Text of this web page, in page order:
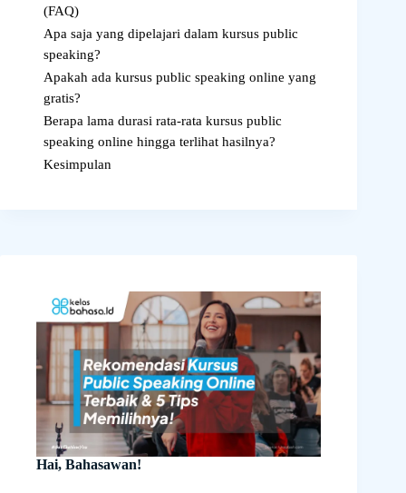
Hai, Bahasawan!
(FAQ)
Apa saja yang dipelajari dalam kursus public
speaking?
Apakah ada kursus public speaking online yang
gratis?
Berapa lama durasi rata-rata kursus public
speaking online hingga terlihat hasilnya?
Kesimpulan